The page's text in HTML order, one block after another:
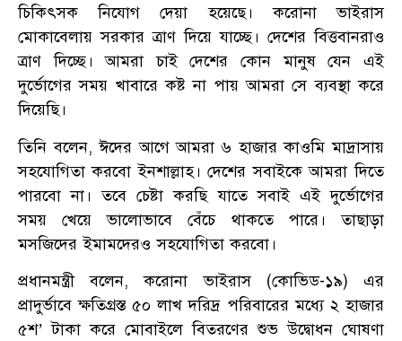
চিকিৎসক নিযোগ দেয়া হয়েছে। করোনা ভাইরাস
মোকাবেলায় সরকার ত্রাণ দিয়ে যাচ্ছে। দেশের বিত্তবানরাও
ত্রাণ দিচ্ছে। আমরা চাই দেশের কোন মানুষ যেন এই
দুর্ভোগের সময় খাবারে কষ্ট না পায় আমরা সে ব্যবস্থা করে
দিয়েছি।
তিনি বলেন, ঈদের আগে আমরা ৬ হাজার কাওমি মাদ্রাসায়
সহযোগিতা করবো ইনশাল্লাহ। দেশের সবাইকে আমরা দিতে
পারবো না। তবে চেষ্টা করছি যাতে সবাই এই দুর্ভোগের
সময় খেয়ে ভালোভাবে বেঁচে থাকতে পারে। তাছাড়া
মসজিদের ইমামদেরও সহযোগিতা করবো।
প্রধানমন্ত্রী বলেন, করোনা ভাইরাস (কোভিড-১৯) এর
প্রাদুর্ভাবে ক্ষতিগ্রস্ত ৫০ লাখ দরিদ্র পরিবারের মধ্যে ২ হাজার
৫শ’ টাকা করে মোবাইলে বিতরণের শুভ উদ্বোধন ঘোষণা